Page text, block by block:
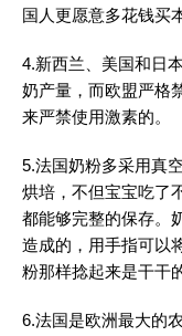
国人更愿意多花钱买
4.新西兰、美国和日
奶产量，而欧盟严格
来严禁使用激素的。
5.法国奶粉多采用真
烘培，不但宝宝吃了
都能够完整的保存。
造成的，用手指可以
粉那样捻起来是干干
6.法国是欧洲最大的